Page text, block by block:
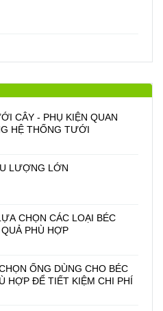
CÂY - PHỤ KIỆN QUAN
HỆ THỐNG TƯỚI
LƯỢNG LỚN
CHỌN CÁC LOẠI BÉC
QUẢ PHÙ HỢP
ỐNG DÙNG CHO BÉC
HỢP ĐỂ TIẾT KIỆM CHI PHÍ